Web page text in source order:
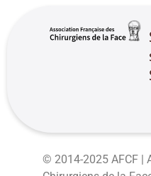
© 2014-2025 AFCF |